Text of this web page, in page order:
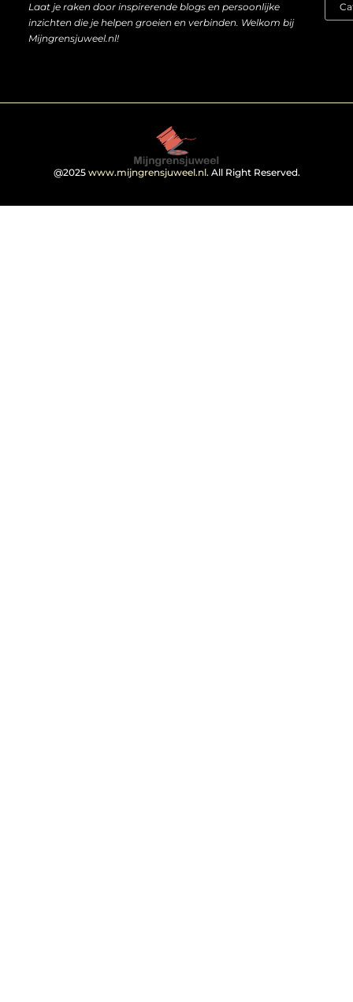
Laat je raken door inspirerende blogs en persoonlijke
inzichten die je helpen groeien en verbinden. Welkom bij
Mijngrensjuweel.nl!
@2025 www.mijngrensjuweel.nl. All Right Reserved.